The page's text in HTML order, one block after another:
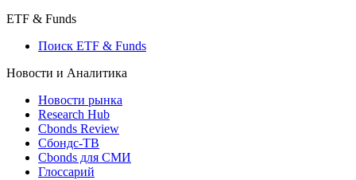
ETF & Funds
Поиск ETF & Funds
Новости и Аналитика
Новости рынка
Research Hub
Cbonds Review
Сбондс-ТВ
Cbonds для СМИ
Глоссарий